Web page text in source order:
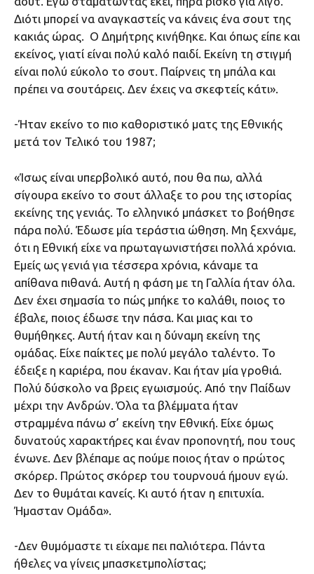
Διότι μπορεί να αναγκαστείς να κάνεις ένα σουτ της
κακιάς ώρας. Ο Δημήτρης κινήθηκε. Και όπως είπε και
εκείνος, γιατί είναι πολύ καλό παιδί. Εκείνη τη στιγμή
είναι πολύ εύκολο το σουτ. Παίρνεις τη μπάλα και
πρέπει να σουτάρεις. Δεν έχεις να σκεφτείς κάτι».
-Ήταν εκείνο το πιο καθοριστικό ματς της Εθνικής
μετά τον Τελικό του 1987;
«Ίσως είναι υπερβολικό αυτό, που θα πω, αλλά
σίγουρα εκείνο το σουτ άλλαξε το ρου της ιστορίας
εκείνης της γενιάς. Το ελληνικό μπάσκετ το βοήθησε
πάρα πολύ. Έδωσε μία τεράστια ώθηση. Μη ξεχνάμε,
ότι η Εθνική είχε να πρωταγωνιστήσει πολλά χρόνια.
Εμείς ως γενιά για τέσσερα χρόνια, κάναμε τα
απίθανα πιθανά. Αυτή η φάση με τη Γαλλία ήταν όλα.
Δεν έχει σημασία το πώς μπήκε το καλάθι, ποιος το
έβαλε, ποιος έδωσε την πάσα. Και μιας και το
θυμήθηκες. Αυτή ήταν και η δύναμη εκείνη της
ομάδας. Είχε παίκτες με πολύ μεγάλο ταλέντο. Το
έδειξε η καριέρα, που έκαναν. Και ήταν μία γροθιά.
Πολύ δύσκολο να βρεις εγωισμούς. Από την Παίδων
μέχρι την Ανδρών. Όλα τα βλέμματα ήταν
στραμμένα πάνω σ’ εκείνη την Εθνική. Είχε όμως
δυνατούς χαρακτήρες και έναν προπονητή, που τους
ένωνε. Δεν βλέπαμε ας πούμε ποιος ήταν ο πρώτος
σκόρερ. Πρώτος σκόρερ του τουρνουά ήμουν εγώ.
Δεν το θυμάται κανείς. Κι αυτό ήταν η επιτυχία.
Ήμασταν Ομάδα».
-Δεν θυμόμαστε τι είχαμε πει παλιότερα. Πάντα
ήθελες να γίνεις μπασκετμπολίστας;